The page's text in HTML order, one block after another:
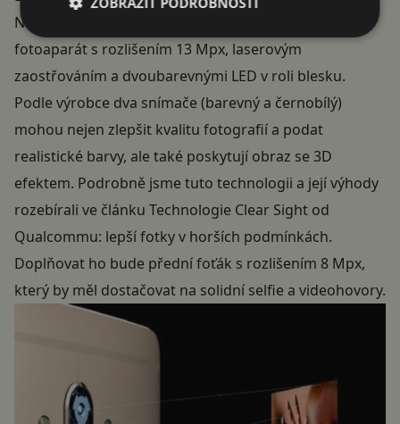
Na zadní straně bude čekat již zmíněný duální
fotoaparát s rozlišením 13 Mpx, laserovým
zaostřováním a dvoubarevnými LED v roli blesku.
Podle výrobce dva snímače (barevný a černobílý)
mohou nejen zlepšit kvalitu fotografií a podat
realistické barvy, ale také poskytují obraz se 3D
efektem. Podrobně jsme tuto technologii a její výhody
rozebírali ve článku Technologie Clear Sight od
Qualcommu: lepší fotky v horších podmínkách.
Doplňovat ho bude přední foťák s rozlišením 8 Mpx,
který by měl dostačovat na solidní selfie a videohovory.